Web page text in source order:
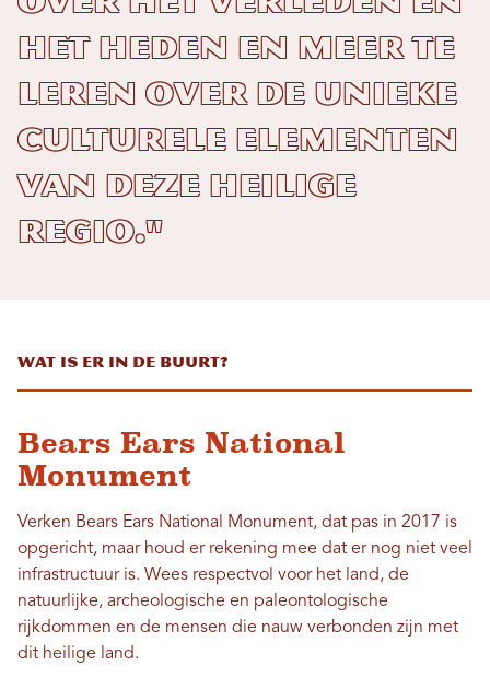
het heden en meer te
leren over de unieke
culturele elementen
van deze heilige
regio."
Wat is er in de buurt?
Bears Ears National
Monument
Verken Bears Ears National Monument, dat pas in 2017 is
opgericht, maar houd er rekening mee dat er nog niet veel
infrastructuur is. Wees respectvol voor het land, de
natuurlijke, archeologische en paleontologische
rijkdommen en de mensen die nauw verbonden zijn met
dit heilige land.